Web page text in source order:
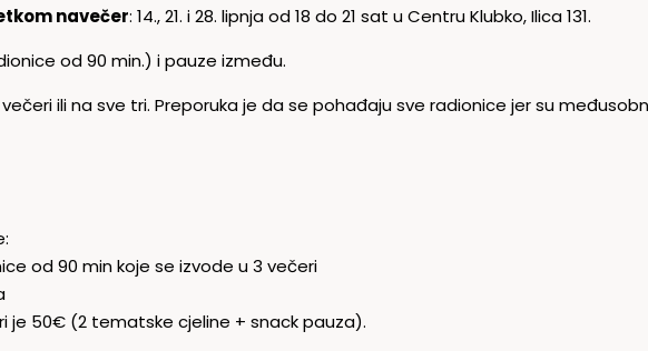
navečer: 14., 21. i 28. lipnja od 18 do 21 sat u Centru Klubko, Ilica 131.
od 90 min.) i pauze između.
ili na sve tri. Preporuka je da se pohađaju sve radionice jer su
od 90 min koje se izvode u 3 večeri
je 50€ (2 tematske cjeline + snack pauza).